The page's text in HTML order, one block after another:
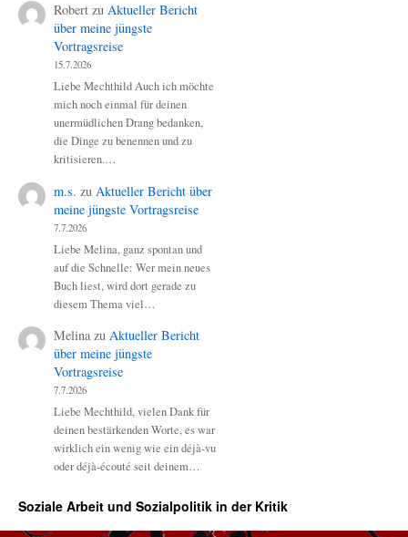
Robert zu Aktueller Bericht
über meine jüngste
Vortragsreise
15.7.2026
Liebe Mechthild Auch ich möchte
mich noch einmal für deinen
unermüdlichen Drang bedanken,
die Dinge zu benennen und zu
kritisieren.…
m.s. zu Aktueller Bericht über
meine jüngste Vortragsreise
7.7.2026
Liebe Melina, ganz spontan und
auf die Schnelle: Wer mein neues
Buch liest, wird dort gerade zu
diesem Thema viel…
Melina zu Aktueller Bericht
über meine jüngste
Vortragsreise
7.7.2026
Liebe Mechthild, vielen Dank für
deinen bestärkenden Worte, es war
wirklich ein wenig wie ein déjà-vu
oder déjà-écouté seit deinem…
Soziale Arbeit und Sozialpolitik in der Kritik